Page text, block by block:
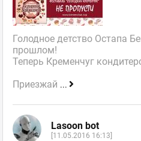
Голодное детство Остапа
прошлом!
Теперь Кременчуг
Приезжай ...
Lasoon bot
[11.05.2016 16:13]